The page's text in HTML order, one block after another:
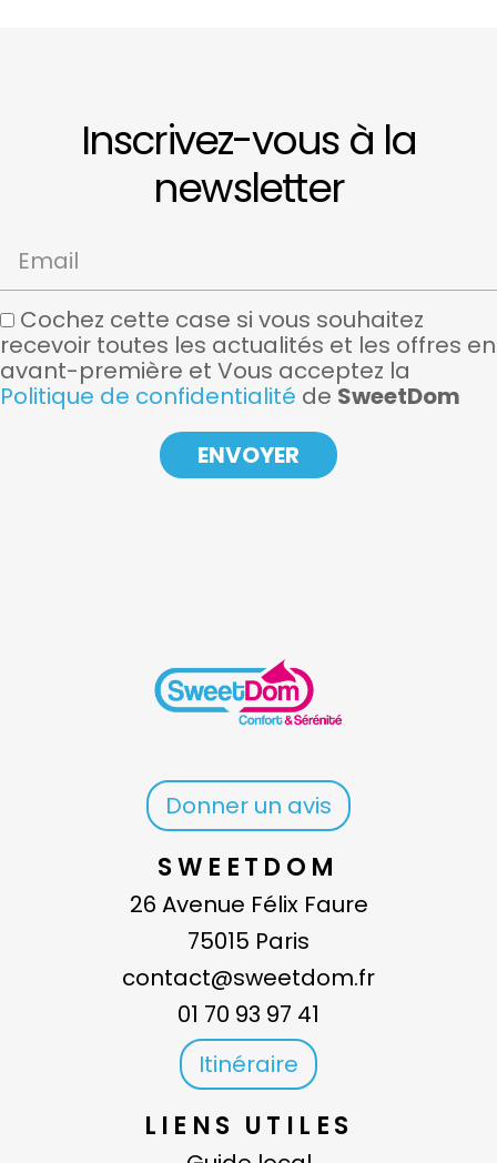
Inscrivez-vous à la
newsletter
Email
Cochez cette case si vous souhaitez
recevoir toutes les actualités et les offres en
avant-première et Vous acceptez la
Politique de confidentialité de SweetDom
Donner un avis
SWEETDOM
26 Avenue Félix Faure
75015 Paris
contact@sweetdom.fr
01 70 93 97 41
Itinéraire
LIENS UTILES